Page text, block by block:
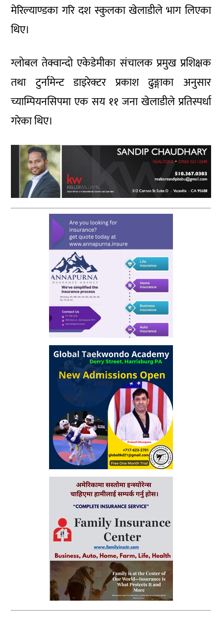
मेरिल्याण्डका गरि दश स्कुलका खेलाडीले भाग लिएका
थिए।
ग्लोबल तेक्वान्दो एकेडेमीका संचालक प्रमुख प्रशिक्षक
तथा टुर्नामेन्ट डाइरेक्टर प्रकाश ढुङ्गाका अनुसार
च्याम्पियनसिपमा एक सय ११ जना खेलाडीले प्रतिस्पर्धा
गरेका थिए।